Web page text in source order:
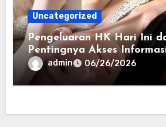
Uncategorized
Pengeluaran HK Hari Ini
Pentingnya Akses
Akurat
admin 06/26/2026